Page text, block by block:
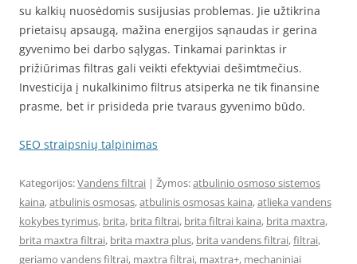
su kalkių nuosėdomis susijusias problemas. Jie užtikrina
prietaisų apsaugą, mažina energijos sąnaudas ir gerina
gyvenimo bei darbo sąlygas. Tinkamai parinktas ir
prižiūrimas filtras gali veikti efektyviai dešimtmečius.
Investicija į nukalkinimo filtrus atsiperka ne tik finansine
prasme, bet ir prisideda prie tvaraus gyvenimo būdo.
SEO straipsnių talpinimas
Kategorijos:Vandens filtrai | Žymos:atbulinio osmoso sistemos
kaina,atbulinis osmosas,atbulinis osmosas kaina,atlieka vandens
kokybes tyrimus, brita, brita filtrai, brita filtrai kaina, brita maxtra,
brita maxtra filtrai, brita maxtra plus, brita vandens filtrai,filtrai,
geriamo vandens filtrai, maxtra filtrai, maxtra+, mechaniniai